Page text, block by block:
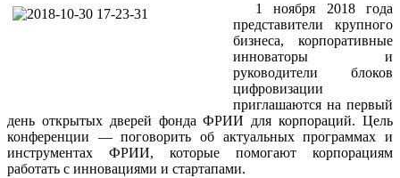
1 ноября 2018 года
представители крупного
бизнеса, корпоративные
инноваторы и
руководители блоков
цифровизации
приглашаются на первый
день открытых дверей фонда ФРИИ для корпораций. Цель
конференции — поговорить об актуальных программах и
инструментах ФРИИ, которые помогают корпорациям
работать с инновациями и стартапами.